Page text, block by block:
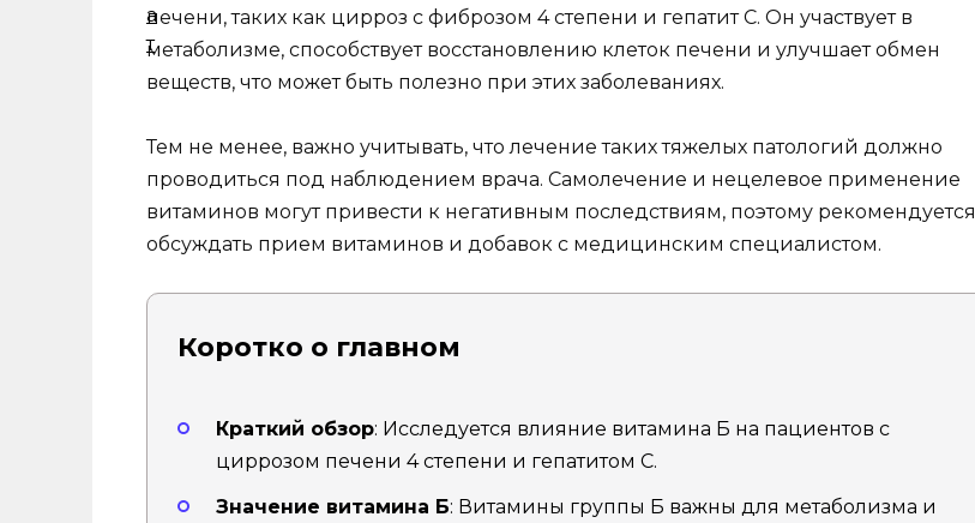
печени, таких как цирроз с фиброзом 4 степени и гепатит С. Он участвует в
метаболизме, способствует восстановлению клеток печени и улучшает обмен
веществ, что может быть полезно при этих заболеваниях.
Тем не менее, важно учитывать, что лечение таких тяжелых патологий должно
проводиться под наблюдением врача. Самолечение и нецелевое применение
витаминов могут привести к негативным последствиям, поэтому рекомендуется
обсуждать прием витаминов и добавок с медицинским специалистом.
Коротко о главном
Краткий обзор: Исследуется влияние витамина Б на пациентов с
циррозом печени 4 степени и гепатитом C.
Значение витамина Б: Витамины группы Б важны для метаболизма и